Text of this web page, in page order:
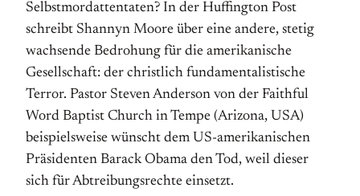
Selbstmordattentaten? In der Huffington Post
schreibt Shannyn Moore über eine andere, stetig
wachsende Bedrohung für die amerikanische
Gesellschaft: der christlich fundamentalistische
Terror. Pastor Steven Anderson von der Faithful
Word Baptist Church in Tempe (Arizona, USA)
beispielsweise wünscht dem US-amerikanischen
Präsidenten Barack Obama den Tod, weil dieser
sich für Abtreibungsrechte einsetzt.